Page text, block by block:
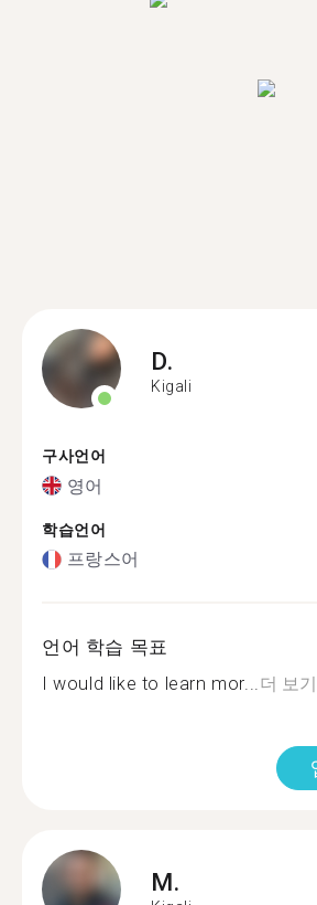
D.
Kigali
구사언어
영어
학습언어
프랑스어
언어 학습 목표
I would like to learn mor...더 보기
M.